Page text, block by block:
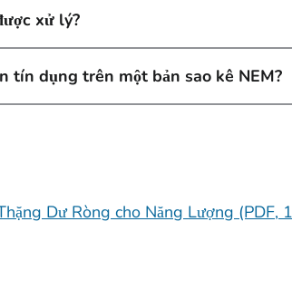
xử lý?
tín dụng trên một bản sao kê NEM?
Dư Ròng cho Năng Lượng (PDF,